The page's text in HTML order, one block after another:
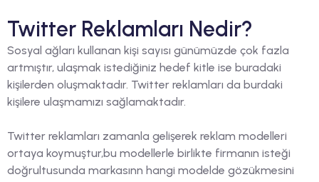
Twitter Reklamları Nedir?
Sosyal ağları kullanan kişi sayısı günümüzde çok fazla
artmıştır, ulaşmak istediğiniz hedef kitle ise buradaki
kişilerden oluşmaktadır. Twitter reklamları da burdaki
kişilere ulaşmamızı sağlamaktadır.
Twitter reklamları zamanla gelişerek reklam modelleri
ortaya koymuştur,bu modellerle birlikte firmanın isteği
doğrultusunda markasınn hangi modelde gözükmesini